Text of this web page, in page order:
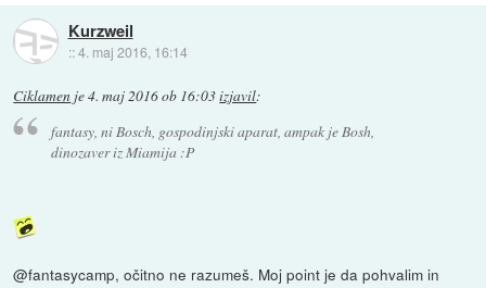
Kurzweil
::4. maj 2016, 16:14
Ciklamen je4. maj 2016 ob 16:03izjavil:
fantasy, ni Bosch, gospodinjski aparat, ampak je Bosh,
dinozaver iz Miamija :P
@fantasycamp, očitno ne razumeš. Moj point je da pohvalim in